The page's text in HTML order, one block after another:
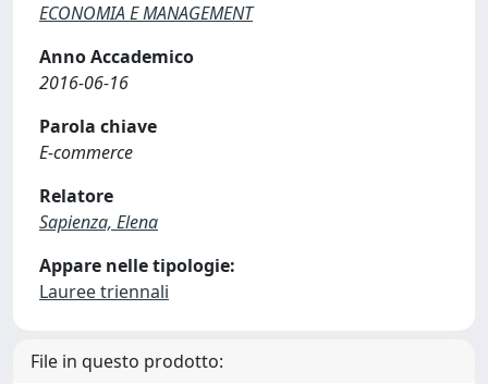
ECONOMIA E MANAGEMENT
Anno Accademico
2016-06-16
Parola chiave
E-commerce
Relatore
Sapienza, Elena
Appare nelle tipologie:
Lauree triennali
File in questo prodotto: